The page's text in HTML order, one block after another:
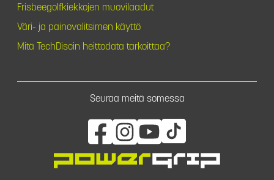
Frisbeegolfkiekkojen muovilaadut
Väri- ja painovalitsimen käyttö
Mitä TechDiscin heittodata tarkoittaa?
Seuraa meitä somessa